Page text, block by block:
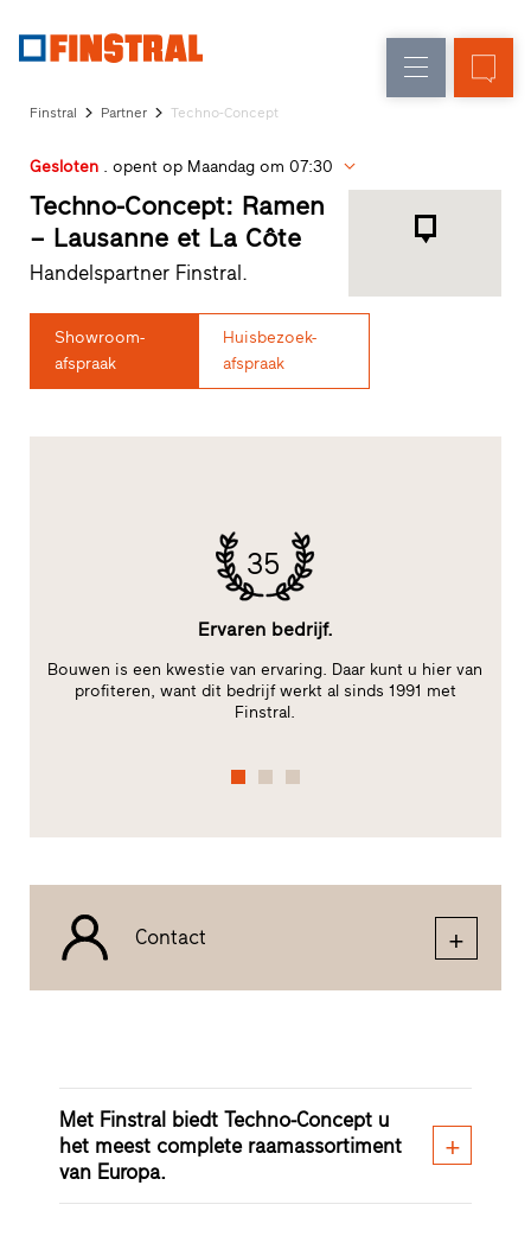
Glasgevels
Partnerprogramma
Studio
zoeken
Snelle
toegang
Finstral Partner Techno-Concept
Gesloten. opent op Maandag om 07:30
Techno-Concept: Ramen
– Lausanne et La Côte
Handelspartner Finstral.
Showroom-
afspraak
Huisbezoek-
afspraak
35
Ervaren bedrijf.
Bouwen is een kwestie van ervaring. Daar kunt u hier van
profiteren, want dit bedrijf werkt al sinds 1991 met
Finstral.
Contact
Met Finstral biedt Techno-Concept u
het meest complete raamassortiment
van Europa.